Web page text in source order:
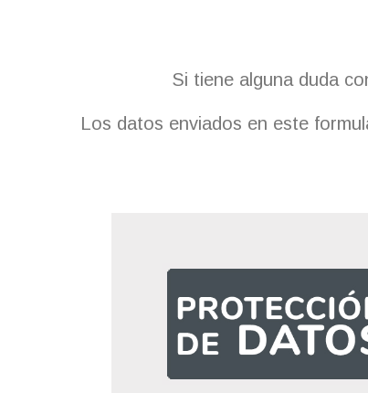
Si tiene alguna duda
Los datos enviados en este